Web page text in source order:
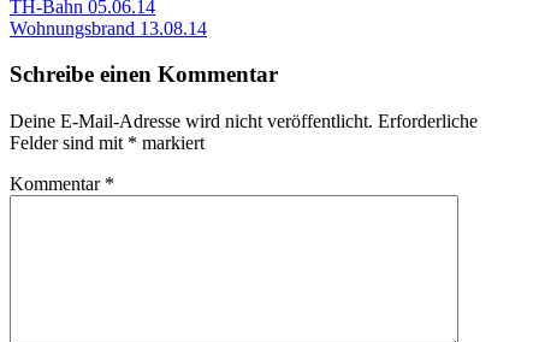
Beitragsnavigation
Vorheriger
Beitrag:
TH-Bahn 05.06.14
Nächster
Wohnungsbrand 13.08.14
Schreibe einen Kommentar
Deine E-Mail-Adresse wird nicht veröffentlicht. Erforderliche
Felder sind mit * markiert
Kommentar *